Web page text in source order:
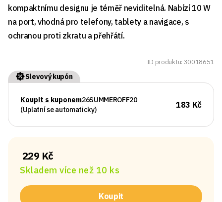
kompaktnímu designu je téměř neviditelná. Nabízí 10 W
na port, vhodná pro telefony, tablety a navigace, s
ochranou proti zkratu a přehřátí.
ID produktu: 30018651
Slevový kupón
Koupit s kuponem26SUMMEROFF20
(Uplatní se automaticky)
183 Kč
229 Kč
Skladem více než 10 ks
Koupit